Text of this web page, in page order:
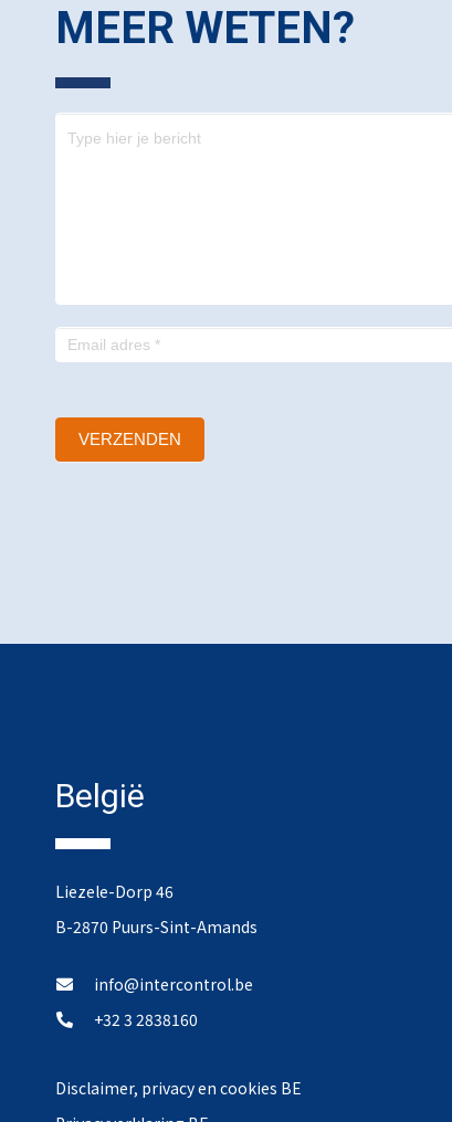
MEER WETEN?
Contact
VERZENDEN
België
Liezele-Dorp 46
B-2870 Puurs-Sint-Amands
info@intercontrol.be
+32 3 2838160
Disclaimer, privacy en cookies BE